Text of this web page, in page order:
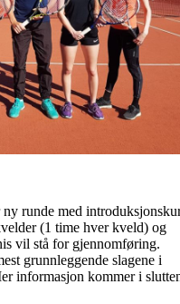
runde med
(1 time hver kveld) og
vil stå for gjennomføring.
grunnleggende slagene i
informasjon kommer i